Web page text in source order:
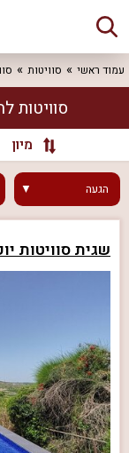
עמוד ראשי סוויטות
מיון
הגעה
שגית סוויטות